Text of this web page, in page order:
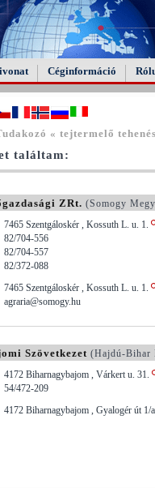
Céginformáció
« tejtermelő
találtam:
ZRt. (Somogy
7465 Szentgáloskér , Kossuth L. u. 1.
82/704-556
82/704-557
82/372-088
7465 Szentgáloskér , Kossuth L. u. 1.
agraria@somogy.hu
Szövetkezet (Hajdú-Bihar
4172 Biharnagybajom , Várkert u. 31.
54/472-209
4172 Biharnagybajom , Gyalogér út 1/a